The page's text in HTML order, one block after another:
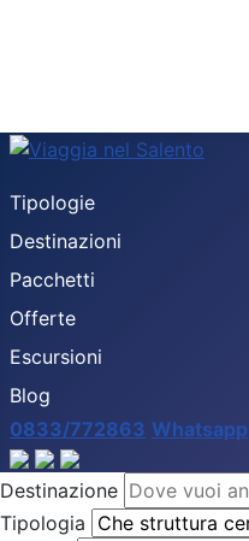
Tipologie
Destinazioni
Pacchetti
Offerte
Escursioni
Blog
0833/772863 Whatsapp
Destinazione
Tipologia